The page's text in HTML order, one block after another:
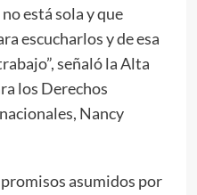
está sola y que
escucharlos y de esa
señaló la Alta
los Derechos
Nancy
asumidos por